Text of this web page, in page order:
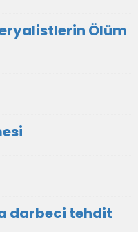
Ölüm
darbeci tehdit